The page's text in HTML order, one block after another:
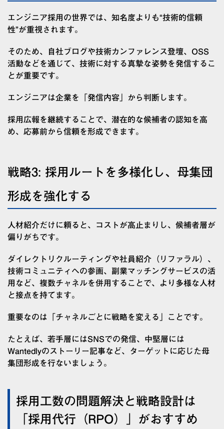
エンジニア採用の世界では、知名度よりも“技術的信頼
性”が重視されます。
そのため、自社ブログや技術カンファレンス登壇、OSS
活動などを通じて、技術に対する真摯な姿勢を発信するこ
とが重要です。
エンジニアは企業を「発信内容」から判断します。
採用広報を継続することで、潜在的な候補者の認知を高
め、応募前から信頼を形成できます。
戦略3: 採用ルートを多様化し、母集団
形成を強化する
人材紹介だけに頼ると、コストが高止まりし、候補者層が
偏りがちです。
ダイレクトリクルーティングや社員紹介（リファラル）、
技術コミュニティへの参画、副業マッチングサービスの活
用など、複数チャネルを併用することで、より多様な人材
と接点を持てます。
重要なのは「チャネルごとに戦略を変える」ことです。
たとえば、若手層にはSNSでの発信、中堅層には
Wantedlyのストーリー記事など、ターゲットに応じた母
集団形成を行ないましょう。
採用工数の問題解決と戦略設計は
「採用代行（RPO）」がおすすめ